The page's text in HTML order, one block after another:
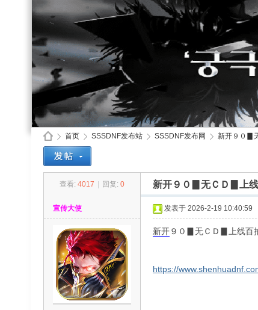
首页
›
SSSDNF发布站 SSSDNF发布网
›
新开９０▊
查看: 4017 回复: 0 新开９０▊无ＣＤ▊上
宣传大使 发表于 2026-2-19 10:40:59
新开９０▊无ＣＤ▊上线百
https://